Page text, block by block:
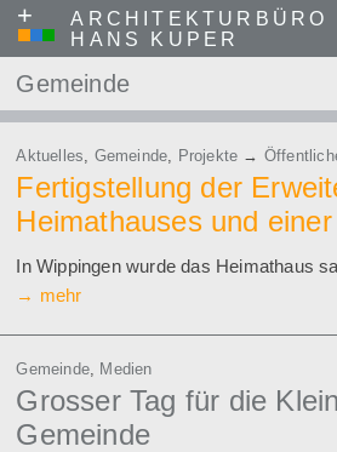
+
ARCHITEKTURBÜRO
HANS KUPER
Skip to content
Gemeinde
Gemeinde
Aktuelles, Gemeinde, Projekte →
Fertigstellung der
Heimathauses und
In Wippingen wurde das Heimathaus
→ mehr
Gemeinde Medien
Grosser Tag für die
Gemeinde